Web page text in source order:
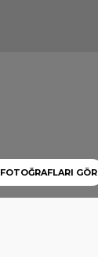
FOTOĞRAFLARI GÖR